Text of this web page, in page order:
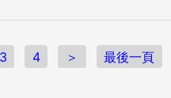
3 4 ＞ 最後一頁